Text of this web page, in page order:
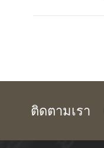
ติดตามเรา